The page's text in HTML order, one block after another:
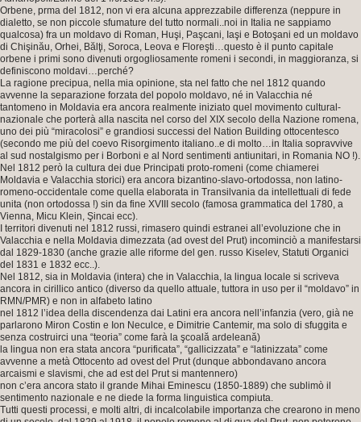
Orbene, prma del 1812, non vi era alcuna apprezzabile differenza (neppure in
dialetto, se non piccole sfumature del tutto normali..noi in Italia ne sappiamo
qualcosa) fra un moldavo di Roman, Huşi, Paşcani, Iaşi e Botoşani ed un moldavo
di Chişinău, Orhei, Bălţi, Soroca, Leova e Floreşti…questo è il punto capitale
orbene i primi sono divenuti orgogliosamente romeni i secondi, in maggioranza, si
definiscono moldavi…perché?
La ragione precipua, nella mia opinione, sta nel fatto che nel 1812 quando
avvenne la separazione forzata del popolo moldavo, né in Valacchia né
tantomeno in Moldavia era ancora realmente iniziato quel movimento cultural-
nazionale che porterà alla nascita nel corso del XIX secolo della Nazione romena,
uno dei più “miracolosi” e grandiosi successi del Nation Building ottocentesco
(secondo me più del coevo Risorgimento italiano..e di molto…in Italia sopravvive
al sud nostalgismo per i Borboni e al Nord sentimenti antiunitari, in Romania NO !).
Nel 1812 però la cultura dei due Principati proto-romeni (come chiamerei
Moldavia e Valacchia storici) era ancora bizantino-slavo-ortodossa, non latino-
romeno-occidentale come quella elaborata in Transilvania da intellettuali di fede
unita (non ortodossa !) sin da fine XVIII secolo (famosa grammatica del 1780, a
Vienna, Micu Klein, Şincai ecc).
I territori divenuti nel 1812 russi, rimasero quindi estranei all’evoluzione che in
Valacchia e nella Moldavia dimezzata (ad ovest del Prut) incominciò a manifestarsi
dal 1829-1830 (anche grazie alle riforme del gen. russo Kiselev, Statuti Organici
del 1831 e 1832 ecc..).
Nel 1812, sia in Moldavia (intera) che in Valacchia, la lingua locale si scriveva
ancora in cirillico antico (diverso da quello attuale, tuttora in uso per il “moldavo” in
RMN/PMR) e non in alfabeto latino
nel 1812 l’idea della discendenza dai Latini era ancora nell’infanzia (vero, già ne
parlarono Miron Costin e Ion Neculce, e Dimitrie Cantemir, ma solo di sfuggita e
senza costruirci una “teoria” come farà la şcoală ardeleană)
la lingua non era stata ancora “purificata”, “gallicizzata” e “latinizzata” come
avvenne a metà Ottocento ad ovest del Prut (dunque abbondavano ancora
arcaismi e slavismi, che ad est del Prut si mantennero)
non c’era ancora stato il grande Mihai Eminescu (1850-1889) che sublimò il
sentimento nazionale e ne diede la forma linguistica compiuta.
Tutti questi processi, e molti altri, di incalcolabile importanza che crearono in meno